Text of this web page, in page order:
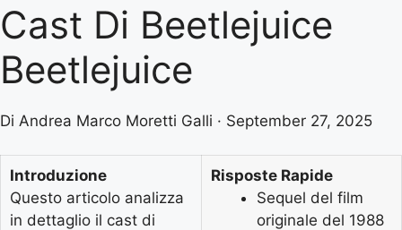
Cast Di Beetlejuice
Beetlejuice
Di Andrea Marco Moretti Galli · September 27, 2025
Introduzione
Questo articolo analizza
in dettaglio il cast di
Risposte Rapide
Sequel del film
originale del 1988